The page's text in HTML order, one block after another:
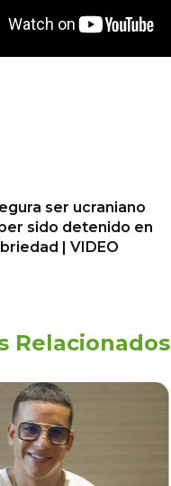
ser ucraniano
sido detenido en
| VIDEO
Relacionados